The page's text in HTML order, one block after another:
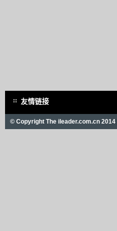
友情链接
© Copyright The ileader.com.cn 2014 |